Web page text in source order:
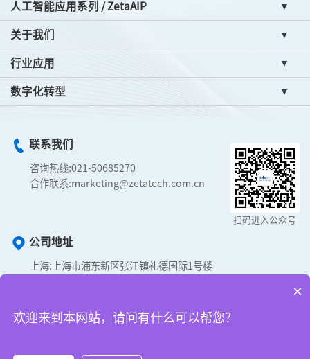
人工智能应用系列 / ZetaAIP
关于我们
行业应用
数字化转型
联系我们
咨询热线:021-50685270
合作联系:marketing@zetatech.com.cn
扫码进入公众号
公司地址
上海: 上海市浦东新区张江镇礼德国际1号楼
武汉:武汉东湖高新区华翔中心A2座
深圳:
深圳市光明区光源五路9号宝新科技园
×
欢迎来到本网站，请问有什么可以帮您？